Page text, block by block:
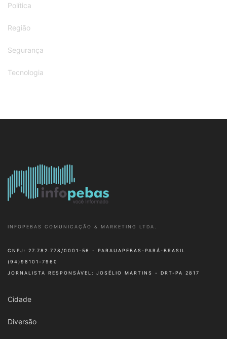
Política
Região
Segurança
Tecnologia
INFOPEBAS COMUNICAÇÃO & MARKETING LTDA.
CNPJ: 27.782.778/0001-56 - PARAUAPEBAS-PARÁ-BRASIL
(94)98101-7960
JORNALISTA RESPONSÁVEL: JOSÉLIO MARTINS - DRT-PA 2817
Cidade
Diversão